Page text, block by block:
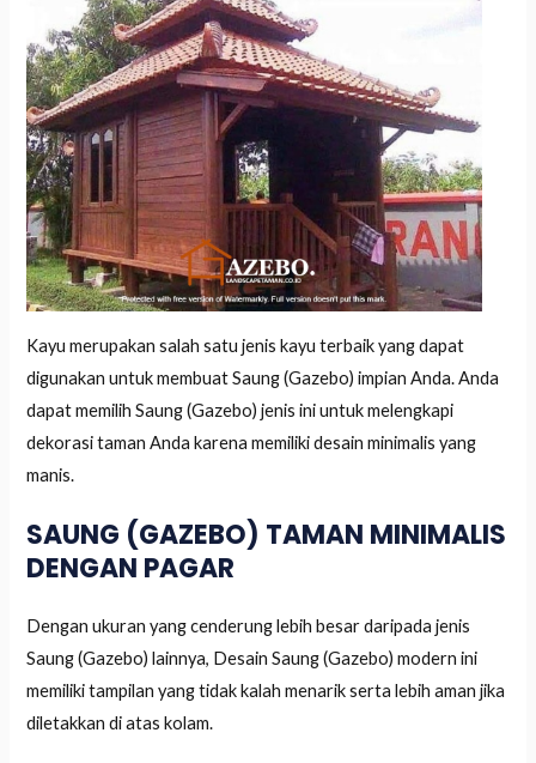
Kayu merupakan salah satu jenis kayu terbaik yang dapat
digunakan untuk membuat Saung (Gazebo) impian Anda. Anda
dapat memilih Saung (Gazebo) jenis ini untuk melengkapi
dekorasi taman Anda karena memiliki desain minimalis yang
manis.
SAUNG (GAZEBO) TAMAN MINIMALIS
DENGAN PAGAR
Dengan ukuran yang cenderung lebih besar daripada jenis
Saung (Gazebo) lainnya, Desain Saung (Gazebo) modern ini
memiliki tampilan yang tidak kalah menarik serta lebih aman jika
diletakkan di atas kolam.